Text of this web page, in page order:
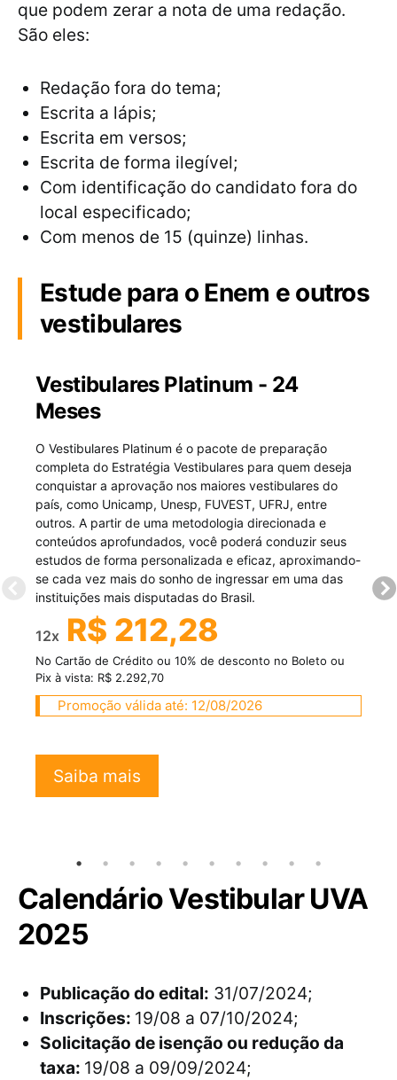
que podem zerar a nota de uma redação.
São eles:
Redação fora do tema;
Escrita a lápis;
Escrita em versos;
Escrita de forma ilegível;
Com identificação do candidato fora do
local especificado;
Com menos de 15 (quinze) linhas.
Estude para o Enem e outros
vestibulares
Vestibulares Platinum - 24
Meses
O Vestibulares Platinum é o pacote de preparação
completa do Estratégia Vestibulares para quem deseja
conquistar a aprovação nos maiores vestibulares do
país, como Unicamp, Unesp, FUVEST, UFRJ, entre
outros. A partir de uma metodologia direcionada e
conteúdos aprofundados, você poderá conduzir seus
estudos de forma personalizada e eficaz, aproximando-
se cada vez mais do sonho de ingressar em uma das
instituições mais disputadas do Brasil.
12x R$ 212,28
No Cartão de Crédito ou 10% de desconto no Boleto ou
Pix à vista: R$ 2.292,70
Promoção válida até: 12/08/2026
Saiba mais
Calendário Vestibular UVA
2025
Publicação do edital: 31/07/2024;
Inscrições: 19/08 a 07/10/2024;
Solicitação de isenção ou redução da
taxa: 19/08 a 09/09/2024;